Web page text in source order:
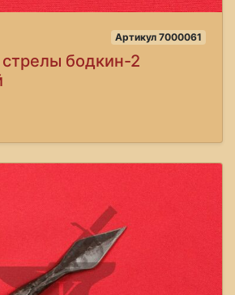
Артикул 7000061
бодкин-2